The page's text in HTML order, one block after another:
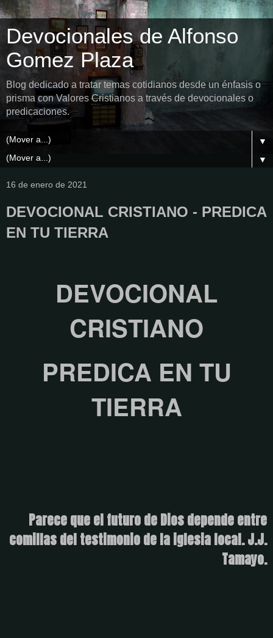
Devocionales de Alfonso
Gomez Plaza
Blog dedicado a tratar temas cotidianos desde un énfasis o
prisma con Valores Cristianos a través de devocionales o
predicaciones.
▼
▼
16 de enero de 2021
DEVOCIONAL CRISTIANO - PREDICA
EN TU TIERRA
DEVOCIONAL
CRISTIANO
PREDICA EN TU
TIERRA
Parece que el futuro de Dios depende entre
comillas del testimonio de la iglesia local. J.J.
Tamayo.